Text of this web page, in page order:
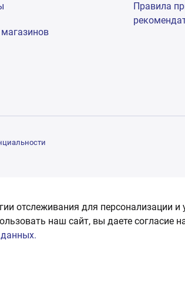
Правила
отслеживания для персонализации
наш сайт, вы даете согласие